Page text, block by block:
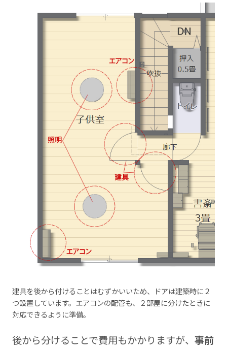
建具を後から付けることはむずかいいため、ドアは建築時に２
つ設置しています。エアコンの配管も、２部屋に分けたときに
対応できるように準備。
後から分けることで費用もかかりますが、 事前